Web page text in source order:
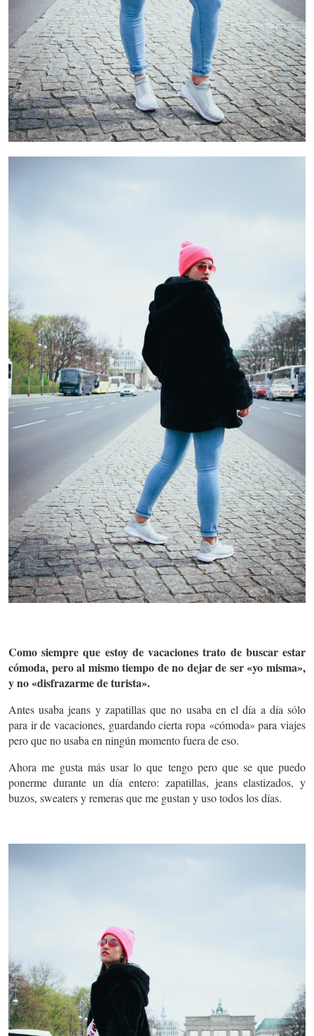
Como siempre que estoy de vacaciones trato de buscar estar
cómoda, pero al mismo tiempo de no dejar de ser «yo misma»,
y no «disfrazarme de turista».
Antes usaba jeans y zapatillas que no usaba en el día a día sólo
para ir de vacaciones, guardando cierta ropa «cómoda» para viajes
pero que no usaba en ningún momento fuera de eso.
Ahora me gusta más usar lo que tengo pero que se que puedo
ponerme durante un día entero: zapatillas, jeans elastizados, y
buzos, sweaters y remeras que me gustan y uso todos los días.